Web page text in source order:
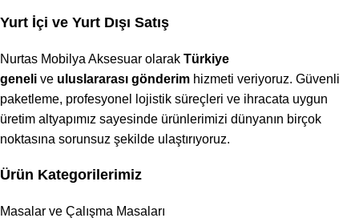
Yurt İçi ve Yurt Dışı Satış
Nurtas Mobilya Aksesuar olarak Türkiye
geneli ve uluslararası gönderim hizmeti veriyoruz. Güvenli
paketleme, profesyonel lojistik süreçleri ve ihracata uygun
üretim altyapımız sayesinde ürünlerimizi dünyanın birçok
noktasına sorunsuz şekilde ulaştırıyoruz.
Ürün Kategorilerimiz
Masalar ve Çalışma Masaları